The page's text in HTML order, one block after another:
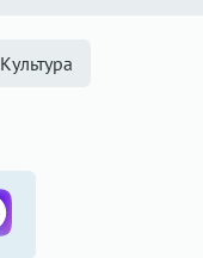
Культура